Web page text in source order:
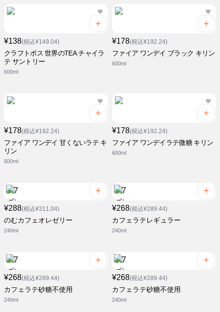
¥138(税込¥149.04)
クラフトボス 世界のTEA チャイラ
テ サントリー
600ml
¥178(税込¥192.24)
ファイア ワンデイ ブラック キリン
600ml
¥178(税込¥192.24)
ファイア ワンデイ 甘くないラテ キ
リン
600ml
¥178(税込¥192.24)
ファイア ワンデイラテ微糖 キリン
600ml
¥288(税込¥311.04)
のむカフェオレゼリー
240ml
¥268(税込¥289.44)
カフェラテレギュラー
240ml
¥268(税込¥289.44)
カフェラテ砂糖不使用
240ml
¥268(税込¥289.44)
カフェラテ砂糖不使用
240ml